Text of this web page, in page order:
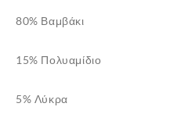
80% Βαμβάκι
15% Πολυαμίδιο
5% Λύκρα